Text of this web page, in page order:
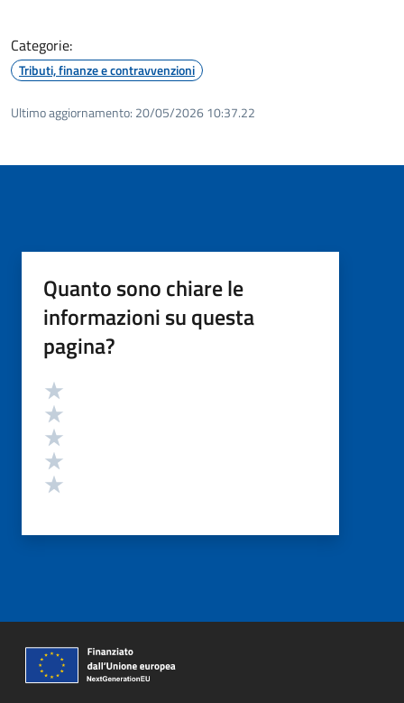
Categorie:
Tributi, finanze e contravvenzioni
Ultimo aggiornamento: 20/05/2026 10:37.22
Quanto sono chiare le
informazioni su questa
pagina?
Valutazione